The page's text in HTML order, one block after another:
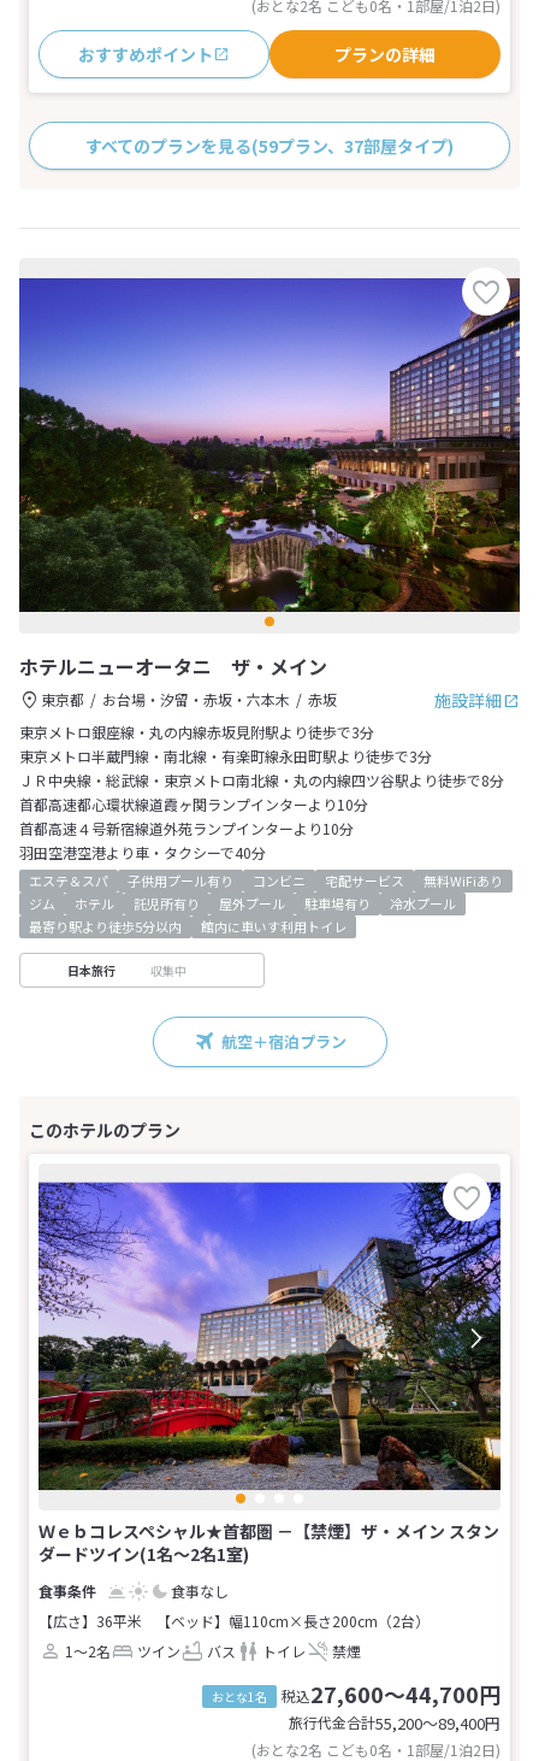
(おとな2名 こども0名・1部屋/1泊2日)
おすすめポイント プランの詳細
すべてのプランを見る(59プラン、37部屋タイプ)
ホテルニューオータニ ザ・メイン
施設詳細
東京都 お台場・汐留・赤坂・六本木
赤坂
東京メトロ銀座線・丸の内線赤坂見附駅より徒歩で3分
東京メトロ半蔵門線・南北線・有楽町線永田町駅より徒歩で3分
ＪＲ中央線・総武線・東京メトロ南北線・丸の内線四ツ谷駅より徒歩で8分
首都高速都心環状線道霞ヶ関ランプインターより10分
首都高速４号新宿線道外苑ランプインターより10分
羽田空港空港より車・タクシーで40分
エステ＆スパ 子供用プール有り コンビニ 宅配サービス
無料WiFiあり
ジム
ホテル 託児所有り 屋外プール 駐車場有り
冷水プール
最寄り駅より徒歩5分以内
館内に車いす利用トイレ
日本旅行 収集中
航空＋宿泊プラン
Ｗｅｂコレスペシャル★首都圏 －【禁煙】ザ・メイン スタン
ダードツイン(1名～2名1室)
食事なし
【広さ】36平米
【ベッド】幅110cm×長さ200cm（2台）
1～2名
ツイン バス トイレ 禁煙
おとな1名 税込27,600～44,700円
旅行代金合計55,200〜89,400円
(おとな2名 こども0名・1部屋/1泊2日)